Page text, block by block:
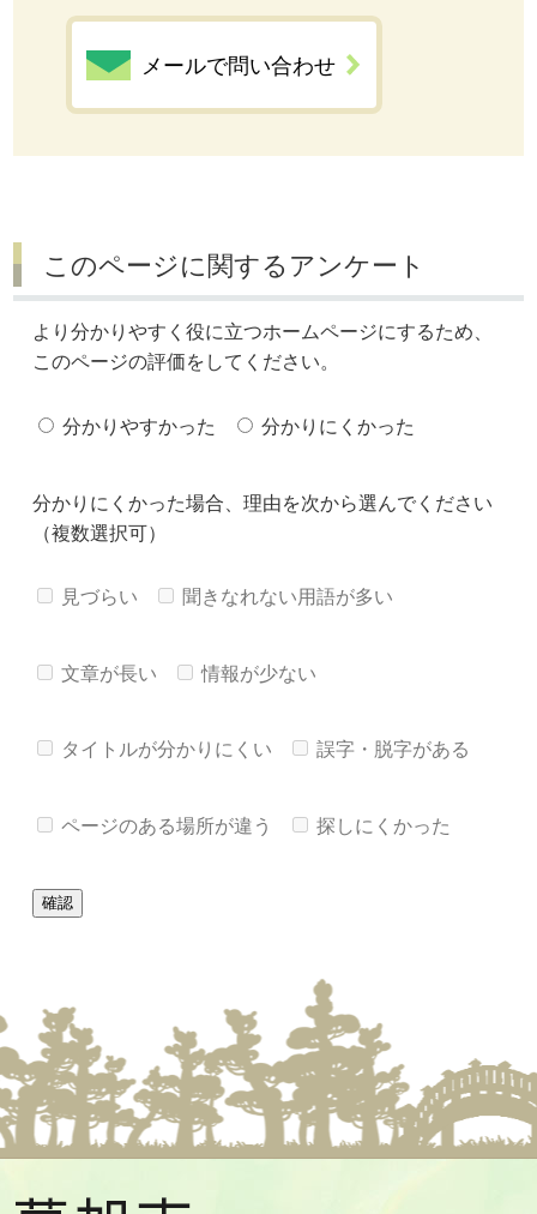
メールで問い合わせ
このページに関するアンケート
より分かりやすく役に立つホームページにするため、
このページの評価をしてください。
分かりやすかった 分かりにくかった
分かりにくかった場合、理由を次から選んでください
（複数選択可）
見づらい 聞きなれない用語が多い
文章が長い 情報が少ない
タイトルが分かりにくい 誤字・脱字がある
ページのある場所が違う 探しにくかった